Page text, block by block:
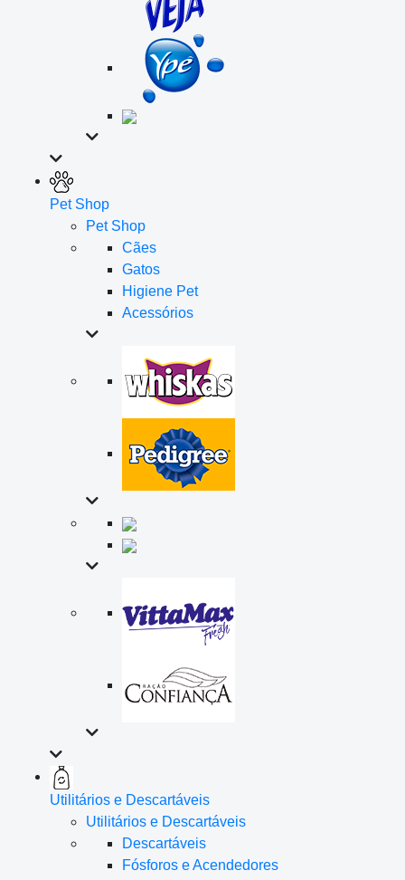
Pet Shop
Pet Shop
Cães
Gatos
Higiene Pet
Acessórios
Utilitários e Descartáveis
Utilitários e Descartáveis
Descartáveis
Fósforos e Acendedores